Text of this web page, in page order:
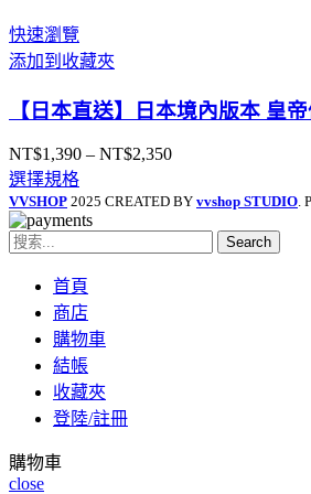
快速瀏覽
添加到收藏夾
【日本直送】日本境內版本 皇
NT$1,390 – NT$2,350價
範
圍：
NT$1,390
選擇規格
VVSHOP 2025 CREATED BY vvshop STUDIO .
Search
首頁
商店
購物車
結帳
收藏夾
登陸/註冊
購物車
close